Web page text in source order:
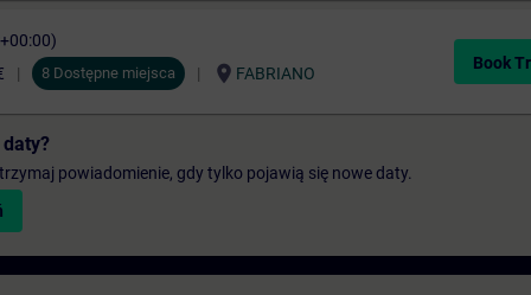
8 Dostępne miejsca location_on FABRIANO
Book
powiadomienie, gdy tylko pojawią się nowe daty.